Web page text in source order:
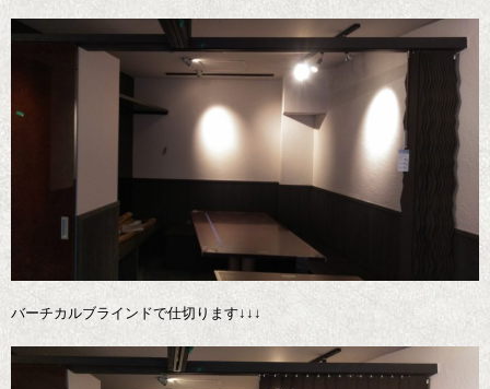
バーチカルブラインドで仕切ります↓↓↓